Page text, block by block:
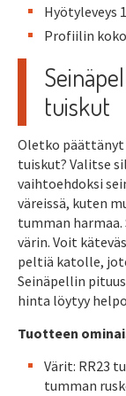
Hyötyleveys
Profiilin
tuiskut
Oletko päättänyt
tuiskut? Valitse
vaihtoehdoksi
väreissä, kuten
tumman harmaa.
värin. Voit
peltiä katolle,
Seinäpellin
hinta löytyy
Tuotteen
Värit: RR23
tumman